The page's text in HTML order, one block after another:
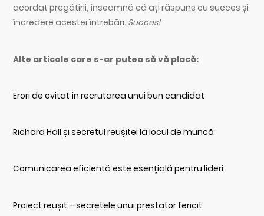
acordat pregătirii, înseamnă că ați răspuns cu succes și
încredere acestei întrebări. Succes!
Alte articole care s-ar putea să vă placă:
Erori de evitat în recrutarea unui bun candidat
Richard Hall și secretul reușitei la locul de muncă
Comunicarea eficientă este esențială pentru lideri
Proiect reușit – secretele unui prestator fericit